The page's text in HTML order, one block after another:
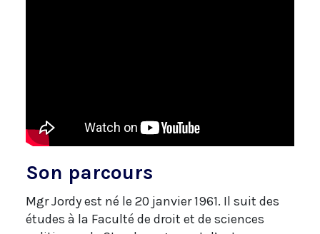
Son parcours
Mgr Jordy est né le 20 janvier 1961. Il suit des
études à la Faculté de droit et de sciences